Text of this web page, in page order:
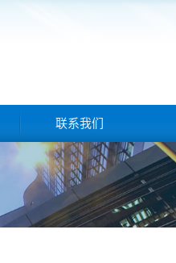
联系我们